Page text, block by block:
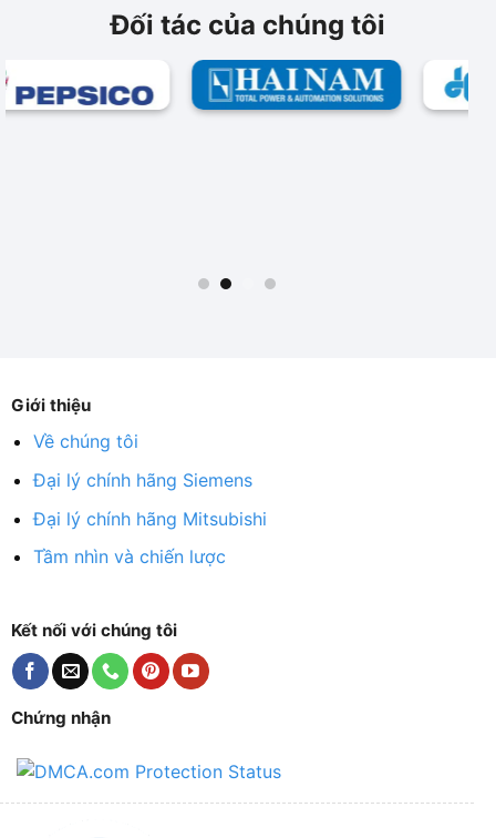
Đối tác của chúng tôi
Giới thiệu
Về chúng tôi
Đại lý chính hãng Siemens
Đại lý chính hãng Mitsubishi
Tầm nhìn và chiến lược
Kết nối với chúng tôi
Chứng nhận